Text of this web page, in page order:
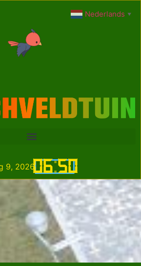
06:50
9, 2026
Nederlands ▼